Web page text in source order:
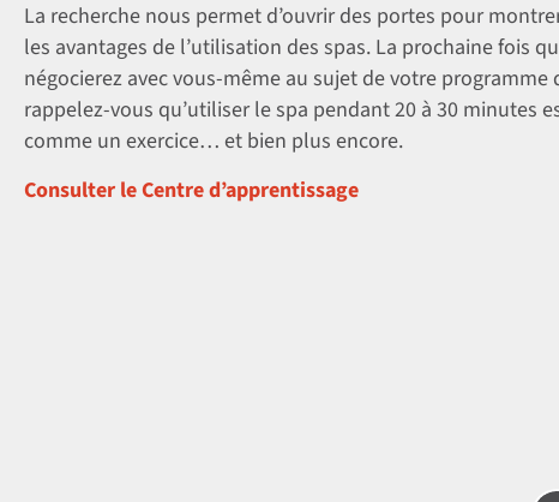
La recherche nous permet d’ouvrir des portes pour
les avantages de l’utilisation des spas. La prochaine fois
négocierez avec vous-même au sujet de votre programme
rappelez-vous qu’utiliser le spa pendant 20 à 30 minutes
comme un exercice… et bien plus encore.
Consulter le Centre d’apprentissage